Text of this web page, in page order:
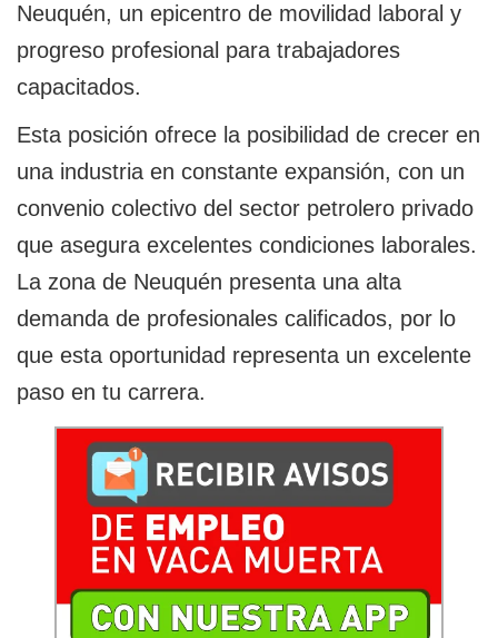
Neuquén, un epicentro de movilidad laboral y
progreso profesional para trabajadores
capacitados.
Esta posición ofrece la posibilidad de crecer en
una industria en constante expansión, con un
convenio colectivo del sector petrolero privado
que asegura excelentes condiciones laborales.
La zona de Neuquén presenta una alta
demanda de profesionales calificados, por lo
que esta oportunidad representa un excelente
paso en tu carrera.